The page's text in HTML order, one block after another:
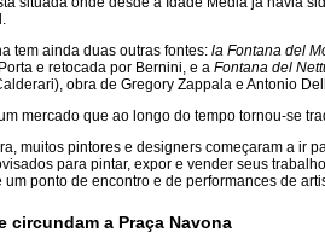
tem ainda duas outras fontes:la Fontana del
e retocada por Bernini, e a Fontana del
obra de Gregory Zappala e Antonio
mercado que ao longo do tempo tornou-se
muitos pintores e designers começaram a ir
​​para pintar, expor e vender seus
um ponto de encontro e de performances de
circundam a Praça Navona